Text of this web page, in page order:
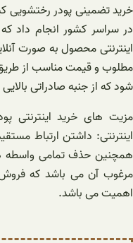
خرید تضمینی پودر رختشویی
در سراسر کشور انجام داد
اینترنتی محصول به صورت
مطلوب و قیمت مناسب از
شود که از جنبه صادراتی
مزیت های خرید اینترنتی
اینترنتی: داشتن ارتباط
همچنین حذف تمامی واسطه
مرغوب آن می باشد که فروش
اهمیت می باشد.